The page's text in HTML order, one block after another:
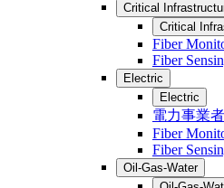
Critical
Critical
Fiber
Fiber
Electric
Electric
電力事業者
Fiber
Fiber
Oil-Gas-Water